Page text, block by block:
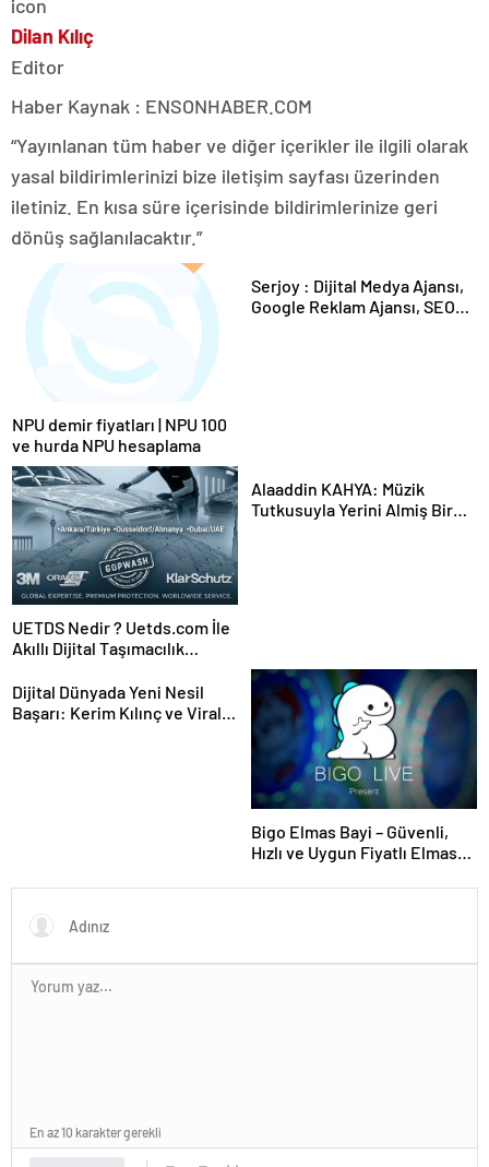
Dilan Kılıç
Editor
Haber Kaynak : ENSONHABER.COM
“Yayınlanan tüm haber ve diğer içerikler ile ilgili olarak
yasal bildirimlerinizi bize iletişim sayfası üzerinden
iletiniz. En kısa süre içerisinde bildirimlerinize geri
dönüş sağlanılacaktır.”
NPU demir fiyatları | NPU 100
ve hurda NPU hesaplama
Serjoy : Dijital Medya Ajansı,
Google Reklam Ajansı, SEO
UETDS Nedir ? Uetds.com İle
Akıllı Dijital Taşımacılık
Alaaddin KAHYA: Müzik
Tutkusuyla Yerini Almiş Bir
Dijital Dünyada Yeni Nesil
Başarı: Kerim Kılınç ve Viral
Bigo Elmas Bayi – Güvenli,
Hızlı ve Uygun Fiyatlı Elmas
En az 10 karakter gerekli